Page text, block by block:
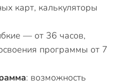
карт, калькуляторы
— от 36 часов,
программы от 7
: возможность